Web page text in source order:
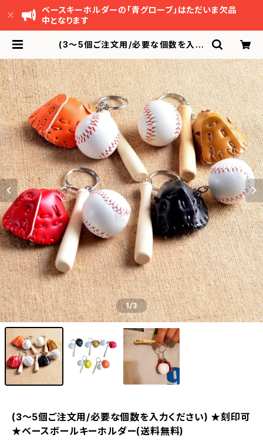
ベースキーホルダーの「青グローブ」はただいま欠品
中となります
(3～5個ご注文用/必要な個数を入力
ーホルダー(送料無料) | Kakiseed
onlineshop
1/3
(3～5個ご注文用/必要な個数を入力ください) ★刻印可
★ベースボールキーホルダー(送料無料)